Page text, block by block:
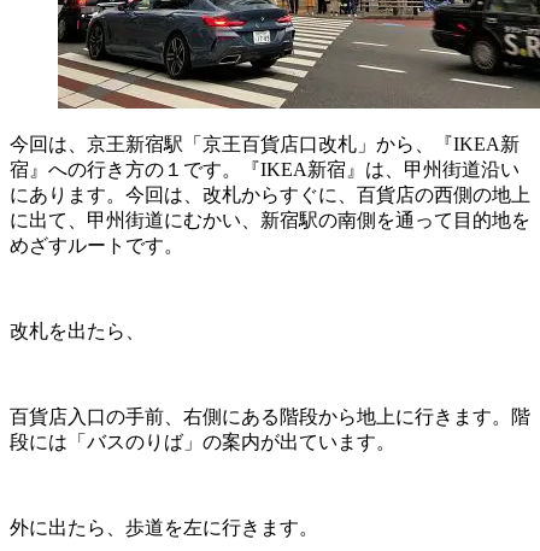
今回は、京王新宿駅「京王百貨店口改札」から、『IKEA新
宿』への行き方の１です。『IKEA新宿』は、甲州街道沿い
にあります。今回は、改札からすぐに、百貨店の西側の地上
に出て、甲州街道にむかい、新宿駅の南側を通って目的地を
めざすルートです。
改札を出たら、
百貨店入口の手前、右側にある階段から地上に行きます。階
段には「バスのりば」の案内が出ています。
外に出たら、歩道を左に行きます。